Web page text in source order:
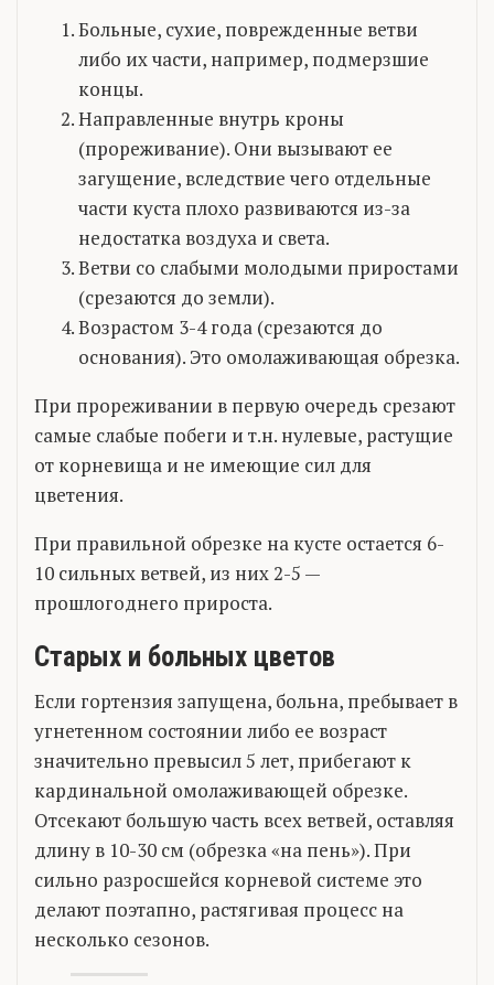
Больные, сухие, поврежденные ветви
либо их части, например, подмерзшие
концы.
Направленные внутрь кроны
(прореживание). Они вызывают ее
загущение, вследствие чего отдельные
части куста плохо развиваются из-за
недостатка воздуха и света.
Ветви со слабыми молодыми приростами
(срезаются до земли).
Возрастом 3-4 года (срезаются до
основания). Это омолаживающая обрезка.
При прореживании в первую очередь срезают
самые слабые побеги и т.н. нулевые, растущие
от корневища и не имеющие сил для
цветения.
При правильной обрезке на кусте остается 6-
10 сильных ветвей, из них 2-5 —
прошлогоднего прироста.
Старых и больных цветов
Если гортензия запущена, больна, пребывает в
угнетенном состоянии либо ее возраст
значительно превысил 5 лет, прибегают к
кардинальной омолаживающей обрезке.
Отсекают большую часть всех ветвей, оставляя
длину в 10-30 см (обрезка «на пень»). При
сильно разросшейся корневой системе это
делают поэтапно, растягивая процесс на
несколько сезонов.